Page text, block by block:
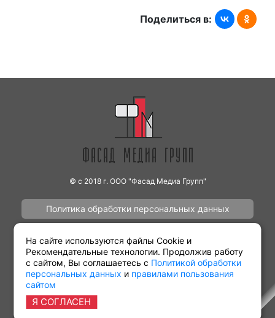
Поделиться в:
© с 2018 г. ООО "Фасад Медиа Групп"
Политика обработки персональных данных
Партнёрам
На сайте используются файлы Cookie и
Рекомендательные технологии. Продолжив работу
с сайтом, Вы соглашаетесь с Политикой обработки
персональных данных и правилами пользования
сайтом
Я СОГЛАСЕН